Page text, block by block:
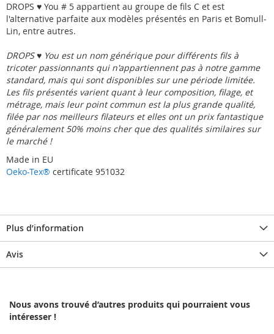
DROPS ♥ You # 5 appartient au groupe de fils C et est
l'alternative parfaite aux modèles présentés en Paris et Bomull-
Lin, entre autres.
DROPS ♥ You est un nom générique pour différents fils à
tricoter passionnants qui n'appartiennent pas à notre gamme
standard, mais qui sont disponibles sur une période limitée.
Les fils présentés varient quant à leur composition, filage, et
métrage, mais leur point commun est la plus grande qualité,
filée par nos meilleurs filateurs et elles ont un prix fantastique 
généralement 50% moins cher que des qualités similaires sur
le marché !
Made in EU
Oeko-Tex® certificate 951032
Plus d’information
Avis
Nous avons trouvé d’autres produits qui pourraient vous
intéresser !